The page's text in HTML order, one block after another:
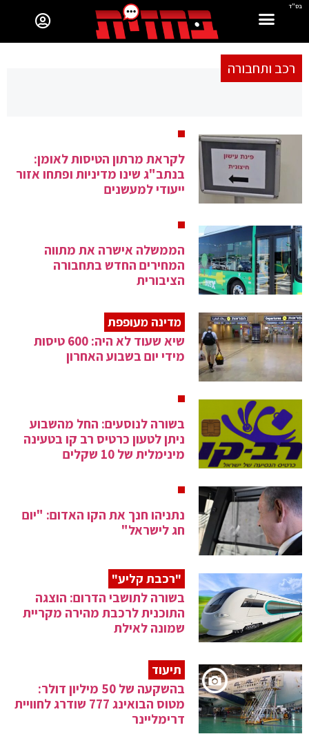
בס"ד
רכב ותחבורה
לקראת מרתון הטיסות לאומן:
בנתב"ג שינו מדיניות ופתחו אזור
ייעודי למעשנים
הממשלה אישרה את מתווה
המחירים החדש בתחבורה
הציבורית
מדינה מעופפת
שיא שעוד לא היה: 600 טיסות
מידי יום בשבוע האחרון
בשורה לנוסעים: החל מהשבוע
ניתן לטעון כרטיס רב קו בטעינה
מינימלית של 10 שקלים
נתניהו חנך את הקו האדום: "יום
חג לישראל"
"רכבת קליע"
בשורה לתושבי הדרום: הוצגה
התוכנית לרכבת מהירה מקריית
שמונה לאילת
תיעוד
בהשקעה של 50 מיליון דולר:
מטוס הבואינג 777 שודרג לחוויית
דרימליינר